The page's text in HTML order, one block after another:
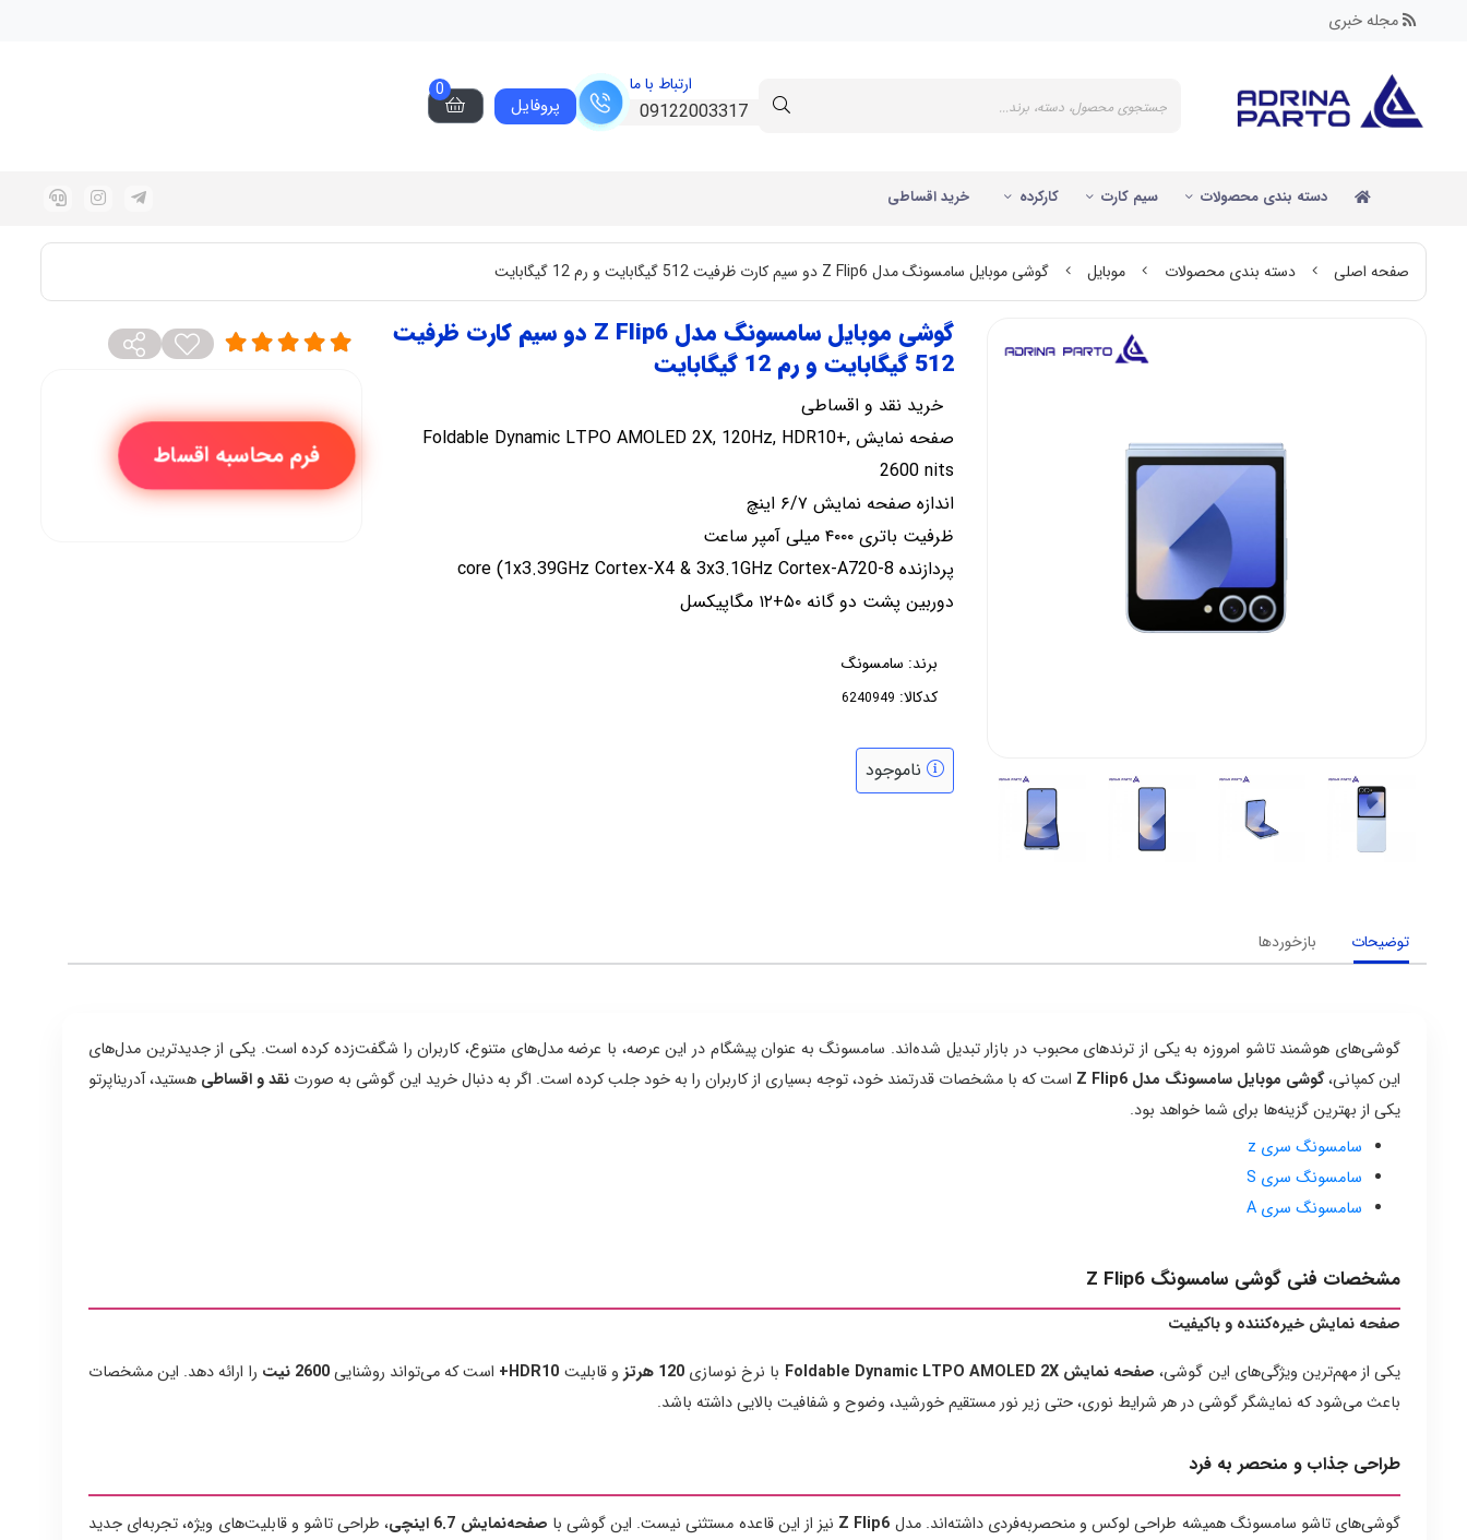
مجله خبری
ارتباط با ما
09122003317 پروفایل
0
دسته بندی محصولات سیم کارت کارکرده خرید اقساطی
صفحه اصلی دسته بندی محصولات موبایل گوشی موبایل سامسونگ مدل Z Flip6 دو سیم کارت ظرفیت 512 گیگابایت و رم 12 گیگابایت
گوشی موبایل سامسونگ مدل Z Flip6 دو سیم کارت ظرفیت
512 گیگابایت و رم 12 گیگابایت
خرید نقد و اقساطی
صفحه نمایش Foldable Dynamic LTPO AMOLED 2X, 120Hz, HDR10+,
2600 nits
اندازه صفحه نمایش ۶/۷ اینچ
ظرفیت باتری ۴۰۰۰ میلی آمپر ساعت
پردازنده 8-core (1x3.39GHz Cortex-X4 & 3x3.1GHz Cortex-A720
دوربین پشت دو گانه ۵۰+۱۲ مگاپیکسل
برند: سامسونگ
کدکالا:
ناموجود
فرم محاسبه اقساط
توضیحات بازخوردها
گوشی‌های هوشمند تاشو امروزه به یکی از ترندهای محبوب در بازار تبدیل شده‌اند. سامسونگ به عنوان پیشگام در این عرصه، با عرضه مدل‌های متنوع، کاربران را شگفت‌زده کرده است. یکی از جدیدترین مدل‌های
این کمپانی،گوشی موبایل سامسونگ مدل Z Flip6 است که با مشخصات قدرتمند خود، توجه بسیاری از کاربران را به خود جلب کرده است. اگر به دنبال خرید این گوشی به صورت نقد و اقساطی هستید، آدریناپرتو
یکی از بهترین گزینه‌ها برای شما خواهد بود.
سامسونگ سری z
سامسونگ سری S
سامسونگ سری A
مشخصات فنی گوشی سامسونگ Z Flip6
صفحه نمایش خیره‌کننده و باکیفیت
یکی از مهم‌ترین ویژگی‌های این گوشی، صفحه نمایش Foldable Dynamic LTPO AMOLED 2X با نرخ نوسازی120 هرتز و قابلیت HDR10+ است که می‌تواند روشنایی2600 نیت
را ارائه دهد. این مشخصات
باعث می‌شود که نمایشگر گوشی در هر شرایط نوری، حتی زیر نور مستقیم خورشید، وضوح و شفافیت بالایی داشته باشد.
طراحی جذاب و منحصر به فرد
گوشی‌های تاشو سامسونگ همیشه طراحی لوکس و منحصربه‌فردی داشته‌اند. مدل Z Flip6 نیز از این قاعده مستثنی نیست. این گوشی با صفحه‌نمایش 6.7 اینچی
، طراحی تاشو و قابلیت‌های ویژه، تجربه‌ای جدید